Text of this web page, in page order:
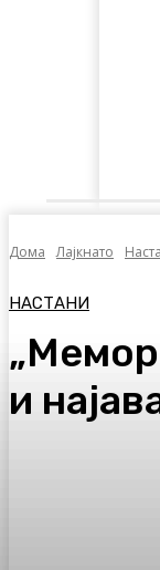
Дома Лајкнато
НАСТАНИ
и